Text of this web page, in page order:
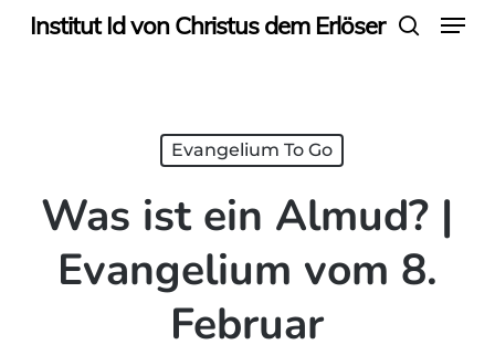
SkipInstitut Id von Christus dem Erlöser Menu
Evangelium To Go
Was ist ein Almud? |
Evangelium vom 8.
Februar